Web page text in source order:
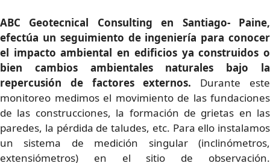
ABC Geotecnical Consulting en Santiago- Paine,
efectúa un seguimiento de ingeniería para conocer
el impacto ambiental en edificios ya construidos o
bien cambios ambientales naturales bajo la
repercusión de factores externos. Durante este
monitoreo medimos el movimiento de las fundaciones
de las construcciones, la formación de grietas en las
paredes, la pérdida de taludes, etc. Para ello instalamos
un sistema de medición singular (inclinómetros,
extensiómetros) en el sitio de observación.